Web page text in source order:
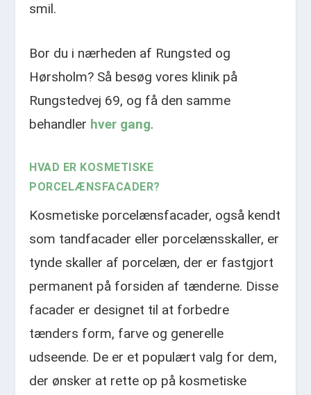
smil.
Bor du i nærheden af Rungsted og
Hørsholm? Så besøg vores klinik på
Rungstedvej 69, og få den samme
behandler hver gang.
HVAD ER KOSMETISKE
PORCELÆNSFACADER?
Kosmetiske porcelænsfacader, også kendt
som tandfacader eller porcelænsskaller, er
tynde skaller af porcelæn, der er fastgjort
permanent på forsiden af tænderne. Disse
facader er designet til at forbedre
tænders form, farve og generelle
udseende. De er et populært valg for dem,
der ønsker at rette op på kosmetiske